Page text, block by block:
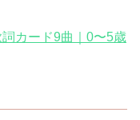
詞カード9曲｜0〜5歳